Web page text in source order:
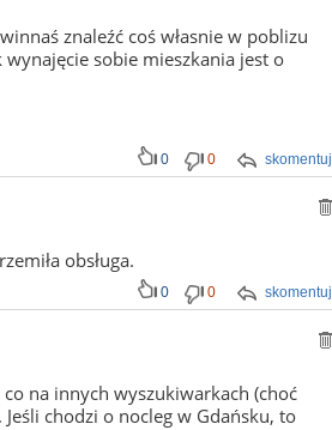
znaleźć coś własnie w poblizu
sobie mieszkania jest o
skomentuj
0 0
obsługa.
skomentuj
0 0
na innych wyszukiwarkach (choć
chodzi o nocleg w Gdańsku, to